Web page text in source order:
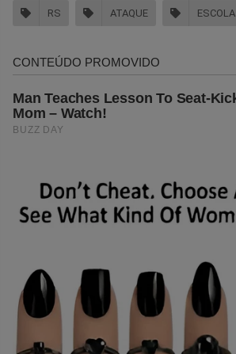
RS ATAQUE ESCOLA